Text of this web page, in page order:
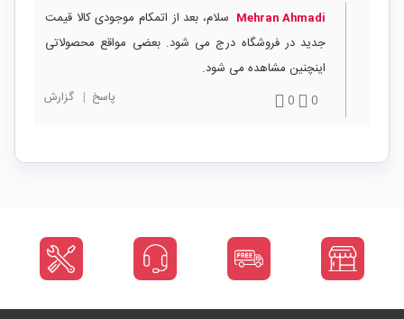
Mehran Ahmadi سلام، بعد از اتمکام موجودی کالا قیمت
جدید در فروشگاه درج می شود. بعضی مواقع محصولاتی
اینچنین مشاهده می شود.
0
0 پاسخ | گزارش